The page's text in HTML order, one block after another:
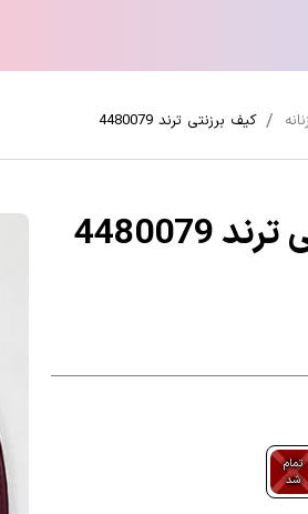
کیف برزنتی ترند 4480079
تمام
شد